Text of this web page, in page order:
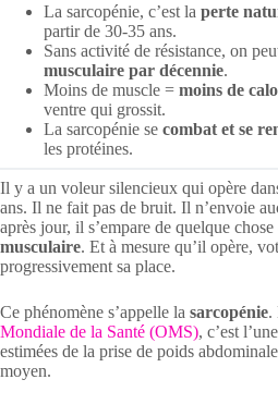
La sarcopénie, c’est la perte
partir de 30-35 ans.
Sans activité de résistance, on
musculaire par décennie.
Moins de muscle = moins de
ventre qui grossit.
La sarcopénie se combat et se
les protéines.
Il y a un voleur silencieux qui opère
ans. Il ne fait pas de bruit. Il n’envoie
après jour, il s’empare de quelque
musculaire. Et à mesure qu’il opère,
progressivement sa place.
Ce phénomène s’appelle la sarcopénie.
Mondiale de la Santé (OMS), c’est
estimées de la prise de poids
moyen.